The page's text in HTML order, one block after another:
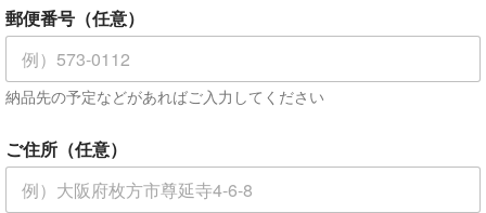
前
、
社
名
号
郵便番号（任意）
納品先の予定などがあればご入力してください
ご住所（任意）